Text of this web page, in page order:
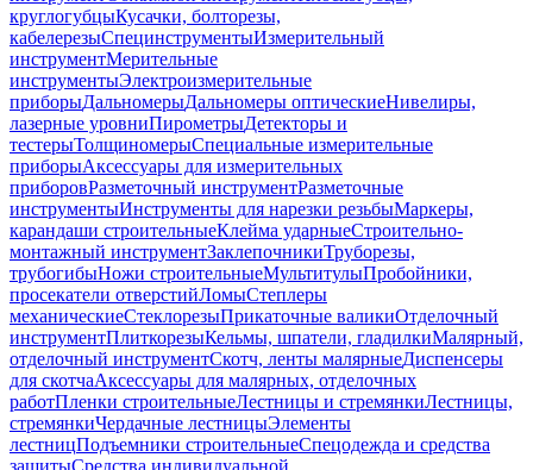
круглогубцыКусачки, болторезы,
кабелерезыСпецинструментыИзмерительный
инструментМерительные
инструментыЭлектроизмерительные
приборыДальномерыДальномеры оптическиеНивелиры,
лазерные уровниПирометрыДетекторы и
тестерыТолщиномерыСпециальные измерительные
приборыАксессуары для измерительных
приборовРазметочный инструментРазметочные
инструментыИнструменты для нарезки резьбыМаркеры,
карандаши строительныеКлейма ударныеСтроительно-
монтажный инструментЗаклепочникиТруборезы,
трубогибыНожи строительныеМультитулыПробойники,
просекатели отверстийЛомыСтеплеры
механическиеСтеклорезыПрикаточные валикиОтделочный
инструментПлиткорезыКельмы, шпатели, гладилкиМалярный,
отделочный инструментСкотч, ленты малярныеДиспенсеры
для скотчаАксессуары для малярных, отделочных
работПленки строительныеЛестницы и стремянкиЛестницы,
стремянкиЧердачные лестницыЭлементы
лестницПодъемники строительныеСпецодежда и средства
защитыСредства индивидуальной